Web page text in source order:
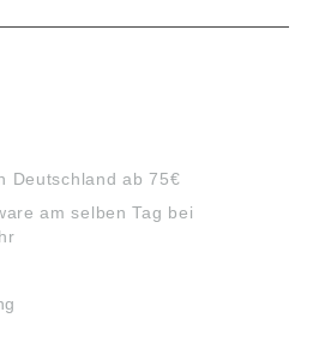
Deutschland ab 75€
am selben Tag bei